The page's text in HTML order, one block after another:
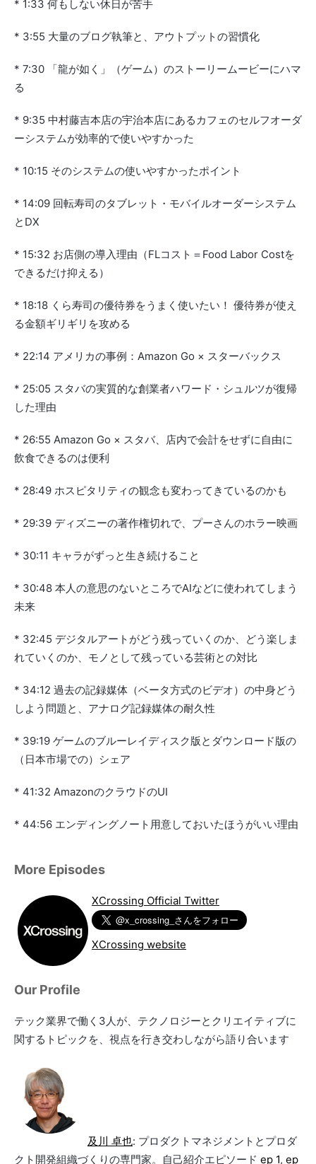
* 1:33 何もしない休日が苦手
* 3:55 大量のブログ執筆と、アウトプットの習慣化
* 7:30 「龍が如く」（ゲーム）のストーリームービーにハマ
る
* 9:35 中村藤吉本店の宇治本店にあるカフェのセルフオーダ
ーシステムが効率的で使いやすかった
* 10:15 そのシステムの使いやすかったポイント
* 14:09 回転寿司のタブレット・モバイルオーダーシステム
とDX
* 15:32 お店側の導入理由（FLコスト＝Food Labor Costを
できるだけ抑える）
* 18:18 くら寿司の優待券をうまく使いたい！ 優待券が使え
る金額ギリギリを攻める
* 22:14 アメリカの事例：Amazon Go × スターバックス
* 25:05 スタバの実質的な創業者ハワード・シュルツが復帰
した理由
* 26:55 Amazon Go × スタバ、店内で会計をせずに自由に
飲食できるのは便利
* 28:49 ホスピタリティの観念も変わってきているのかも
* 29:39 ディズニーの著作権切れで、プーさんのホラー映画
* 30:11 キャラがずっと生き続けること
* 30:48 本人の意思のないところでAIなどに使われてしまう
未来
* 32:45 デジタルアートがどう残っていくのか、どう楽しま
れていくのか、モノとして残っている芸術との対比
* 34:12 過去の記録媒体（ベータ方式のビデオ）の中身どう
しよう問題と、アナログ記録媒体の耐久性
* 39:19 ゲームのブルーレイディスク版とダウンロード版の
（日本市場での）シェア
* 41:32 AmazonのクラウドのUI
* 44:56 エンディングノート用意しておいたほうがいい理由
More Episodes
XCrossing Official Twitter
XCrossing website
Our Profile
テック業界で働く3人が、テクノロジーとクリエイティブに
関するトピックを、視点を行き交わしながら語り合います
及川 卓也: プロダクトマネジメントとプロダ
クト開発組織づくりの専門家。自己紹介エピソード ep 1, ep